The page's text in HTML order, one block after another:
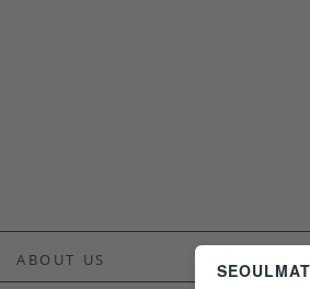
ABOUT US